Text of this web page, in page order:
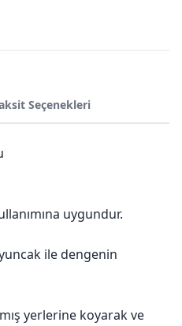
Seçenekleri
uygundur.
ile dengenin
yerlerine koyarak ve